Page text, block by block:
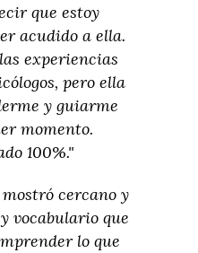
que estoy
acudido a ella.
experiencias
pero ella
y guiarme
momento.
100%."
cercano y
vocabulario que
lo que